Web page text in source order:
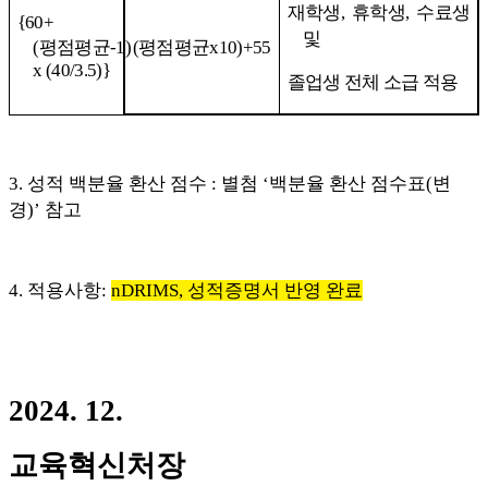
{60+
(평점평균-1)
x (40/3.5)}
(평점평균x10)+55
재학생, 휴학생, 수료생
및
졸업생 전체 소급 적용
3. 성적 백분율 환산 점수 : 별첨 ‘백분율 환산 점수표(변
경)’ 참고
4. 적용사항: nDRIMS, 성적증명서 반영 완료
2024. 12.
교육혁신처장